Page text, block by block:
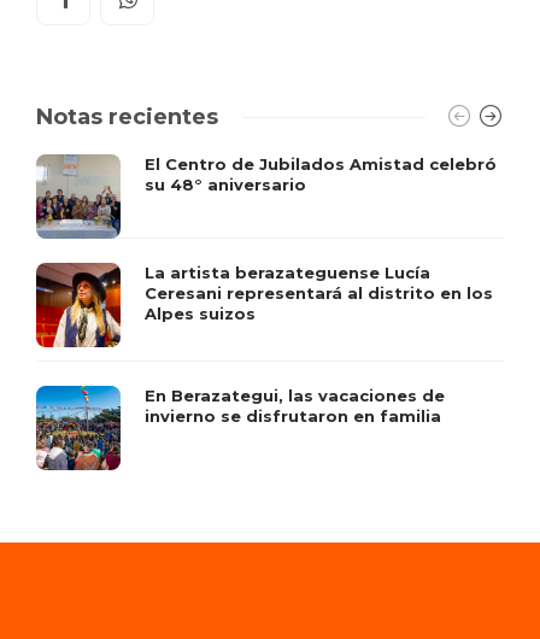
Notas recientes
El Centro de Jubilados Amistad celebró
su 48° aniversario
La artista berazateguense Lucía
Ceresani representará al distrito en los
Alpes suizos
En Berazategui, las vacaciones de
invierno se disfrutaron en familia